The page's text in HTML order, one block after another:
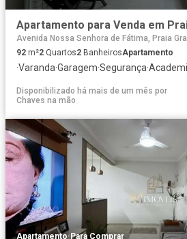
Avenida Nossa Senhora de Fátima, Praia
92 m²2 Quartos2 BanheirosApartamento
·Varanda·Garagem·Segurança·
Disponibilizado há mais de um mês por
Chaves na mão
Apartamento·Para Comprar